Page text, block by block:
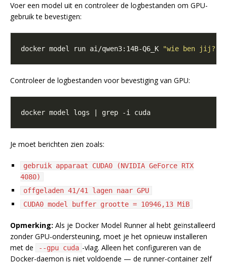
Voer een model uit en controleer de logbestanden om GPU-
gebruik te bevestigen:
docker model run ai/qwen3:14B-Q6_K "wie ben jij?"
Controleer de logbestanden voor bevestiging van GPU:
Je moet berichten zien zoals:
gebruik apparaat CUDA0 (NVIDIA GeForce RTX
4080)
offgeladen 41/41 lagen naar GPU
CUDA0 model buffer grootte = 10946,13 MiB
Opmerking: Als je Docker Model Runner al hebt geïnstalleerd
zonder GPU-ondersteuning, moet je het opnieuw installeren
met de
--gpu cuda -vlag. Alleen het configureren van de
Docker-daemon is niet voldoende — de runner-container zelf